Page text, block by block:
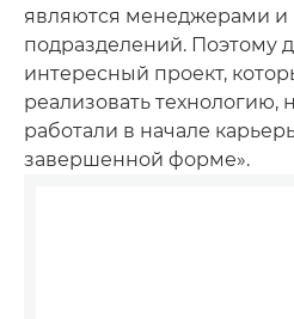
являются менеджерами и
подразделений. Поэтому
интересный проект,
реализовать технологию,
работали в начале
завершенной форме».